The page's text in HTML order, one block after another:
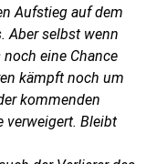
Aufstieg auf dem
Aber selbst wenn
eine Chance
kämpft noch um
kommenden
verweigert. Bleibt